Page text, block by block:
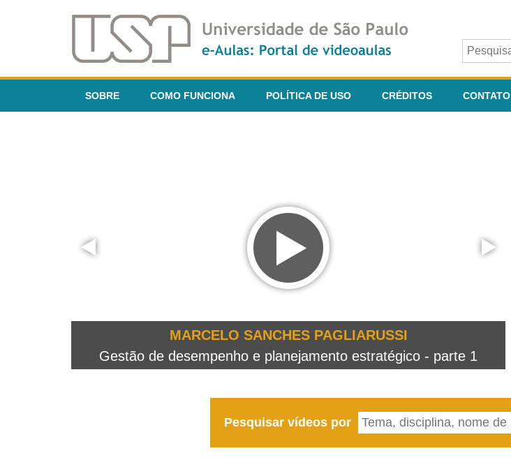
SOBRE COMO FUNCIONA POLÍTICA DE USO CRÉDITOS CONTATO
MARCELO SANCHES PAGLIARUSSI
Gestão de desempenho e planejamento estratégico - parte 1
Pesquisar vídeos por